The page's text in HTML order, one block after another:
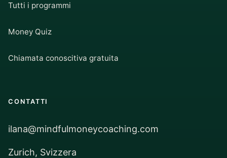
Tutti i programmi
Money Quiz
Chiamata conoscitiva gratuita
CONTATTI
ilana@mindfulmoneycoaching.com
Zurich, Svizzera